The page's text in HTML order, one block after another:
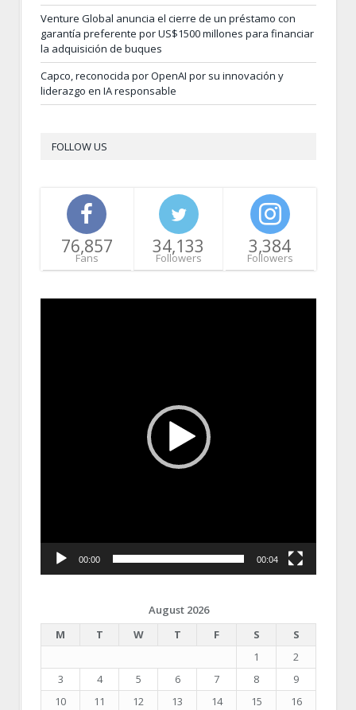
Venture Global anuncia el cierre de un préstamo con
garantía preferente por US$1500 millones para financiar
la adquisición de buques
Capco, reconocida por OpenAI por su innovación y
liderazgo en IA responsable
FOLLOW US
76,857
Fans
34,133
Followers
3,384
Followers
00:00 00:04
August 2026
M
T W T F S
S
1
2
3
4 5 6 7 8
9
10
11 12 13 14 15
16